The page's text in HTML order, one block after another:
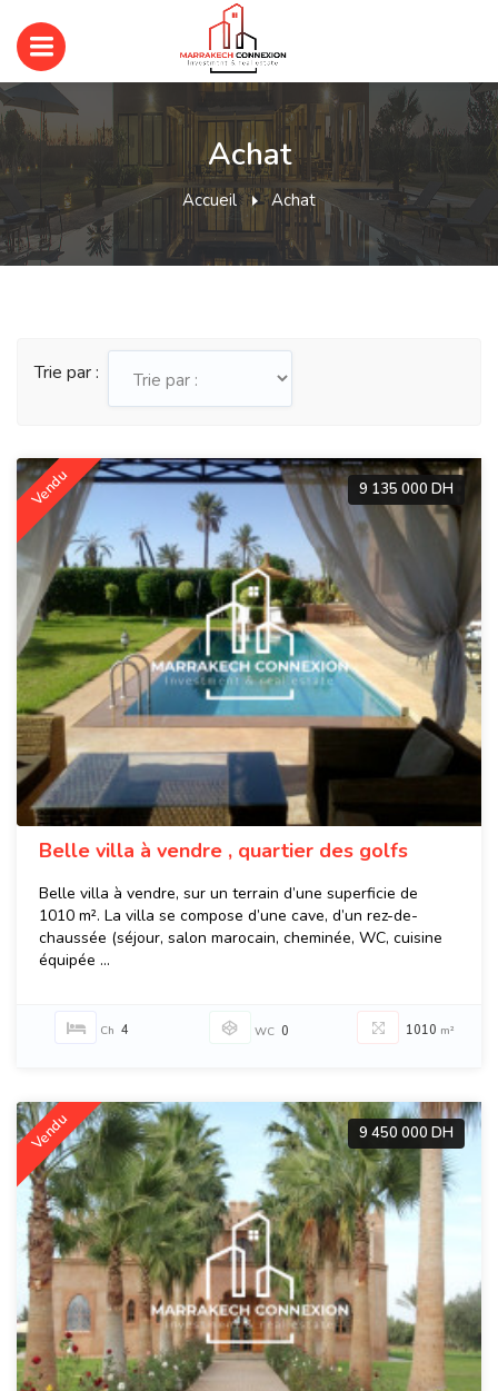
Achat
Accueil Achat
Trie par :
Vendu 9 135 000 DH
Belle villa à vendre , quartier des golfs
Belle villa à vendre, sur un terrain d’une superficie de
1010 m². La villa se compose d’une cave, d’un rez-de-
chaussée (séjour, salon marocain, cheminée, WC, cuisine
équipée ...
Ch 4 WC 0 1010 m²
Vendu 9 450 000 DH